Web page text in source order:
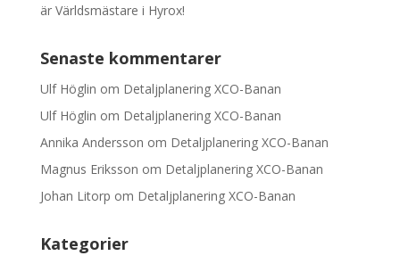
är Världsmästare i Hyrox!
Senaste kommentarer
Ulf Höglin om Detaljplanering XCO-Banan
Ulf Höglin om Detaljplanering XCO-Banan
Annika Andersson om Detaljplanering XCO-Banan
Magnus Eriksson om Detaljplanering XCO-Banan
Johan Litorp om Detaljplanering XCO-Banan
Kategorier